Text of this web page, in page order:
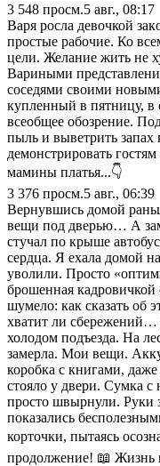
3 548 просм.5 авг., 08:17
Варя росла девочкой
простые рабочие. Ко
цели. Желание жить не
Вариными
соседями своими
кyпленный в пятницу, в
всеобщее обозрение.
пыль и выветрить запах
демонстрировать
мамины платья...👇
3 376 просм.5 авг., 06:39
Вернувшись домой
вещи под дверью… А
стучал по крыше
сердца. Я ехала домой
уволили. Просто
брошенная
шумело: как сказать об
хватит ли
холодом подъезда. На
замерла. Мои вещи.
коробка с книгами,
стояло у двери. Сумка с
просто швырнули. Руки
показались
корточки, пытаясь
продолжение! 📖 Жизнь